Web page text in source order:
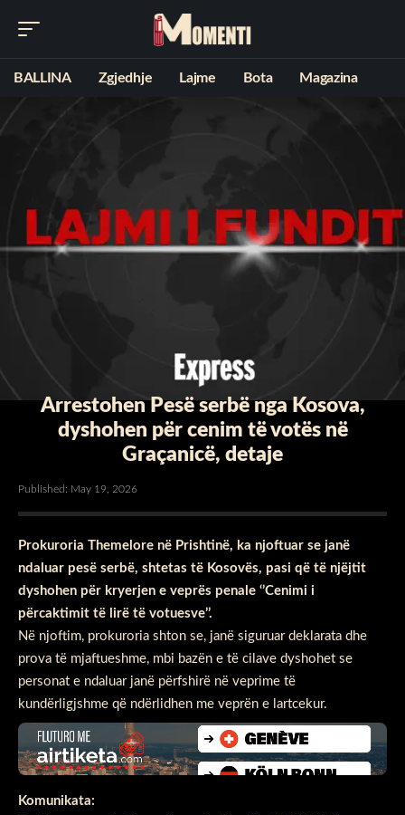
BALLINA Zgjedhje Lajme Bota Magazina
Arrestohen Pesë serbë nga Kosova,
dyshohen për cenim të votës në
Graçanicë, detaje
Published: May 19, 2026
Prokuroria Themelore në Prishtinë, ka njoftuar se janë
ndaluar pesë serbë, shtetas të Kosovës, pasi që të njëjtit
dyshohen për kryerjen e veprës penale ‘’Cenimi i
përcaktimit të lirë të votuesve’’.
Në njoftim, prokuroria shton se, janë siguruar deklarata dhe
prova të mjaftueshme, mbi bazën e të cilave dyshohet se
personat e ndaluar janë përfshirë në veprime të
kundërligjshme që ndërlidhen me veprën e lartcekur.
Komunikata: